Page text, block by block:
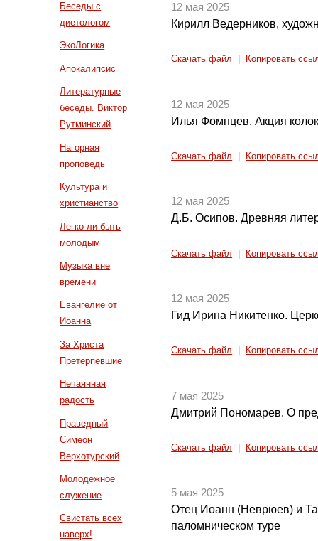
Беседы с
диетологом
ЭкоЛогика
Апокалипсис
Литературные
беседы. Виктор
Рутминский
Нагорная
проповедь
Культура и
христианство
Легко ли быть
молодым
Музыка вне
времени
Евангелие от
Иоанна
За Христа
Претерпевшие
Нечаянная
радость
Праведный
Симеон
Верхотурский
Молодежное
служение
Свистать всех
наверх!
12 мая 2025
Кирилл Ведерников,
Скачать файл Копировать
12 мая 2025
Илья Фомнцев. Акция
Скачать файл Копировать
12 мая 2025
Д.Б. Осипов. Древняя
Скачать файл Копировать
12 мая 2025
Гид Ирина Никитенко.
Скачать файл Копировать
7 мая 2025
Дмитрий Пономарев. О
Скачать файл Копировать
5 мая 2025
Отец Иоанн (Неврюев) и
паломническом туре